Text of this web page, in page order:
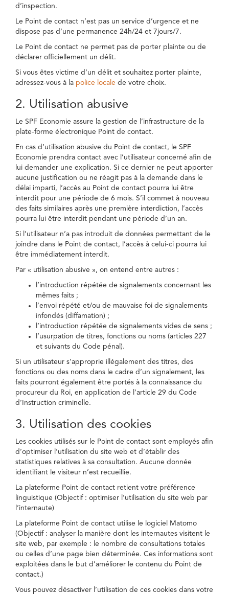
d’inspection.
Le Point de contact n’est pas un service d’urgence et ne
dispose pas d’une permanence 24h/24 et 7jours/7.
Le Point de contact ne permet pas de porter plainte ou de
déclarer officiellement un délit.
Si vous êtes victime d’un délit et souhaitez porter plainte,
adressez-vous à la police locale de votre choix.
2. Utilisation abusive
Le SPF Economie assure la gestion de l’infrastructure de la
plate-forme électronique Point de contact.
En cas d’utilisation abusive du Point de contact, le SPF
Economie prendra contact avec l’utilisateur concerné afin de
lui demander une explication. Si ce dernier ne peut apporter
aucune justification ou ne réagit pas à la demande dans le
délai imparti, l’accès au Point de contact pourra lui être
interdit pour une période de 6 mois. S’il commet à nouveau
des faits similaires après une première interdiction, l’accès
pourra lui être interdit pendant une période d’un an.
Si l’utilisateur n’a pas introduit de données permettant de le
joindre dans le Point de contact, l’accès à celui-ci pourra lui
être immédiatement interdit.
Par « utilisation abusive », on entend entre autres :
l’introduction répétée de signalements concernant les
mêmes faits ;
l’envoi répété et/ou de mauvaise foi de signalements
infondés (diffamation) ;
l’introduction répétée de signalements vides de sens ;
l’usurpation de titres, fonctions ou noms (articles 227
et suivants du Code pénal).
Si un utilisateur s’approprie illégalement des titres, des
fonctions ou des noms dans le cadre d’un signalement, les
faits pourront également être portés à la connaissance du
procureur du Roi, en application de l’article 29 du Code
d’Instruction criminelle.
3. Utilisation des cookies
Les cookies utilisés sur le Point de contact sont employés afin
d’optimiser l’utilisation du site web et d’établir des
statistiques relatives à sa consultation. Aucune donnée
identifiant le visiteur n’est recueillie.
La plateforme Point de contact retient votre préférence
linguistique (Objectif : optimiser l’utilisation du site web par
l’internaute)
La plateforme Point de contact utilise le logiciel Matomo
(Objectif : analyser la manière dont les internautes visitent le
site web, par exemple : le nombre de consultations totales
ou celles d’une page bien déterminée. Ces informations sont
exploitées dans le but d’améliorer le contenu du Point de
contact.)
Vous pouvez désactiver l’utilisation de ces cookies dans votre